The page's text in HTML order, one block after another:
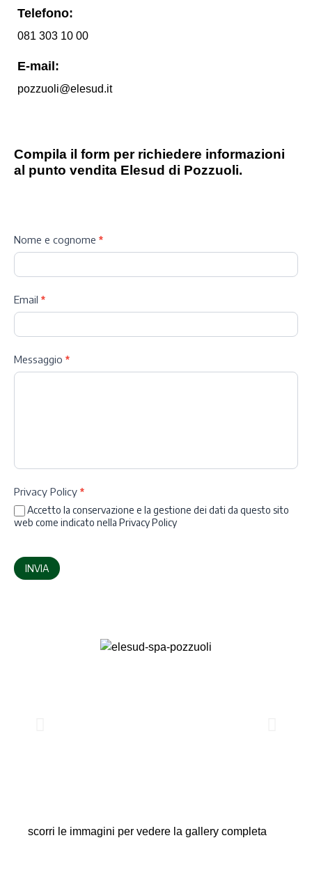
Telefono:
081 303 10 00
E-mail:
pozzuoli@elesud.it
Compila il form per richiedere informazioni
al punto vendita Elesud di Pozzuoli.
pozzuoli
Nome e cognome *
Email *
Messaggio *
Privacy Policy *
Accetto la conservazione e la gestione dei dati da questo sito
web come indicato nella Privacy Policy
INVIA
scorri le immagini per vedere la gallery completa